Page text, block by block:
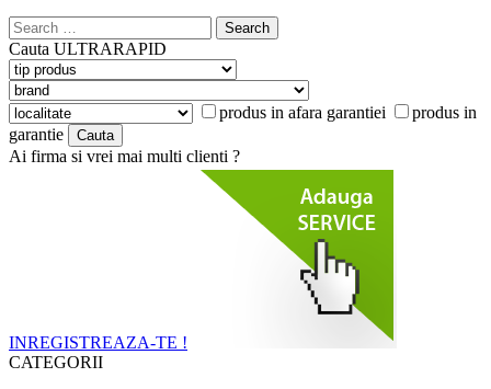
Search
for:
Cauta ULTRARAPID
produs in afara garantiei
produs in
garantie
Ai firma si vrei mai multi clienti ?
INREGISTREAZA-TE !
CATEGORII